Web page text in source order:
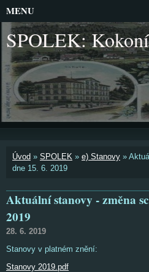
SPOLEK:
Úvod » SPOLEK » e) Stanovy »
dne 15. 6. 2019
Aktuální stanovy - změna
2019
28. 6. 2019
Stanovy v platném znění:
Stanovy 2019.pdf
MENU